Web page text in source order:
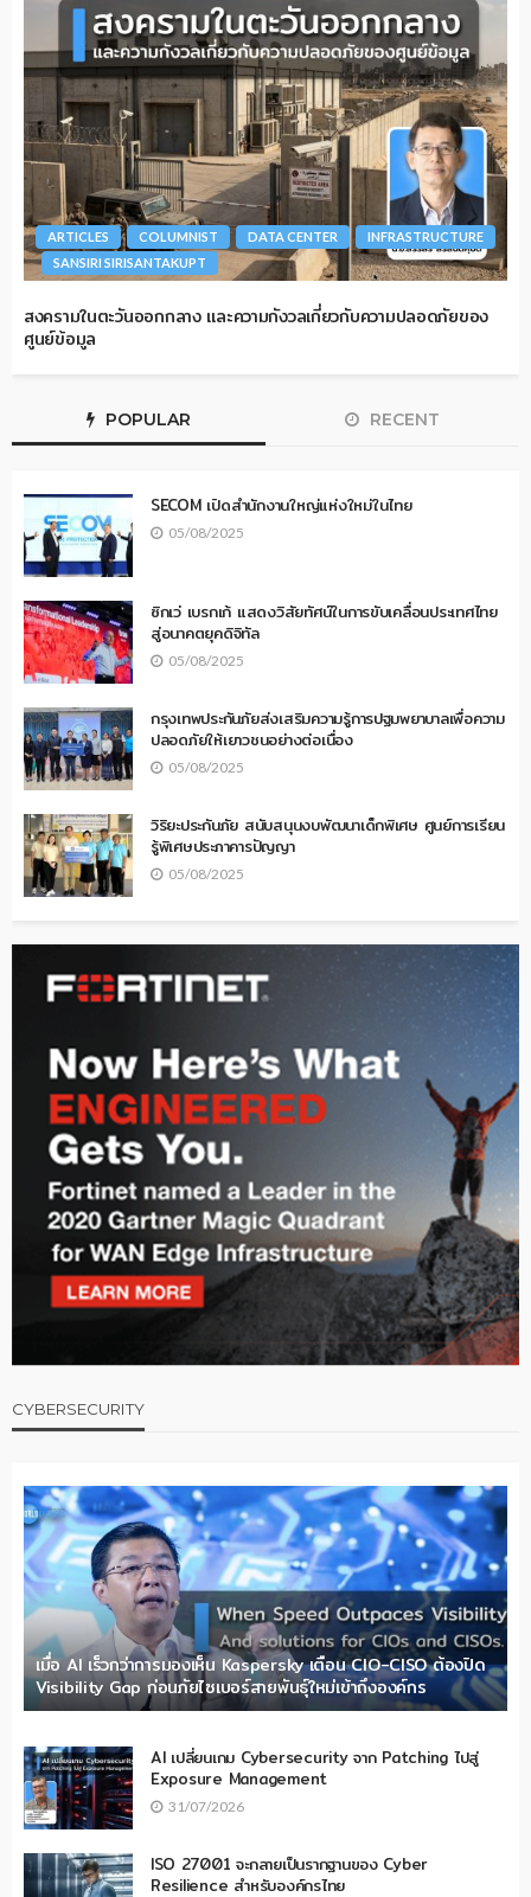
ARTICLES COLUMNIST DATA CENTER
INFRASTRUCTURE
SANSIRI SIRISANTAKUPT
สงครามในตะวันออกกลาง และความกังวลเกี่ยวกับความปลอดภัยของ
ศูนย์ข้อมูล
POPULAR RECENT
SECOM เปิดสำนักงานใหญ่แห่งใหม่ในไทย
05/08/2025
ซิกเว่ เบรกเก้ แสดงวิสัยทัศน์ในการขับเคลื่อนประเทศไทย
สู่อนาคตยุคดิจิทัล
05/08/2025
กรุงเทพประกันภัยส่งเสริมความรู้การปฐมพยาบาลเพื่อความ
ปลอดภัยให้เยาวชนอย่างต่อเนื่อง
05/08/2025
วิริยะประกันภัย สนับสนุนงบพัฒนาเด็กพิเศษ ศูนย์การเรียน
รู้พิเศษประภาคารปัญญา
05/08/2025
CYBERSECURITY
เมื่อ AI เร็วกว่าการมองเห็น Kaspersky เตือน CIO-CISO ต้องปิด
Visibility Gap ก่อนภัยไซเบอร์สายพันธุ์ใหม่เข้าถึงองค์กร
AI เปลี่ยนเกม Cybersecurity จาก Patching ไปสู่
Exposure Management
31/07/2026
ISO 27001 จะกลายเป็นรากฐานของ Cyber
Resilience สำหรับองค์กรไทย